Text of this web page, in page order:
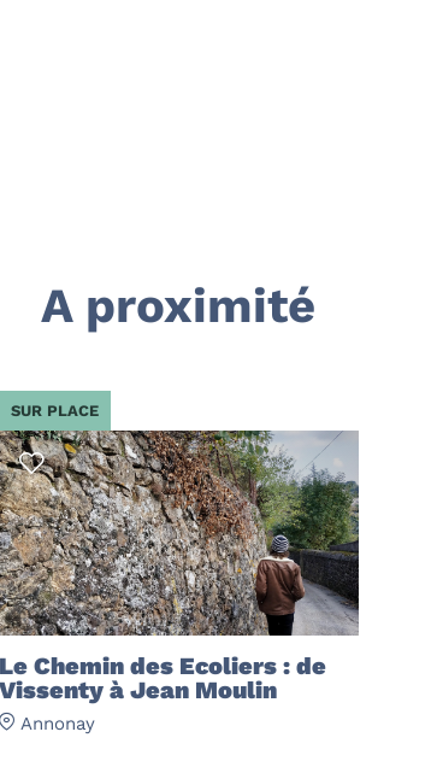
A proximité
Le Chemin des Ecoliers : de
Vissenty à Jean Moulin
Annonay
SUR PLACE